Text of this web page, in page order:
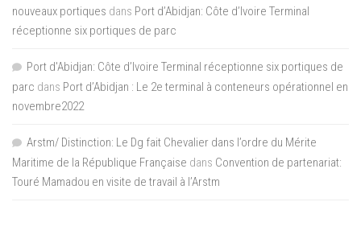
nouveaux portiques dans Port d’Abidjan: Côte d’Ivoire Terminal
réceptionne six portiques de parc
Port d'Abidjan: Côte d’Ivoire Terminal réceptionne six portiques de
parc dans Port d’Abidjan : Le 2e terminal à conteneurs opérationnel en
novembre2022
Arstm/ Distinction: Le Dg fait Chevalier dans l’ordre du Mérite
Maritime de la République Française dans Convention de partenariat:
Touré Mamadou en visite de travail à l’Arstm